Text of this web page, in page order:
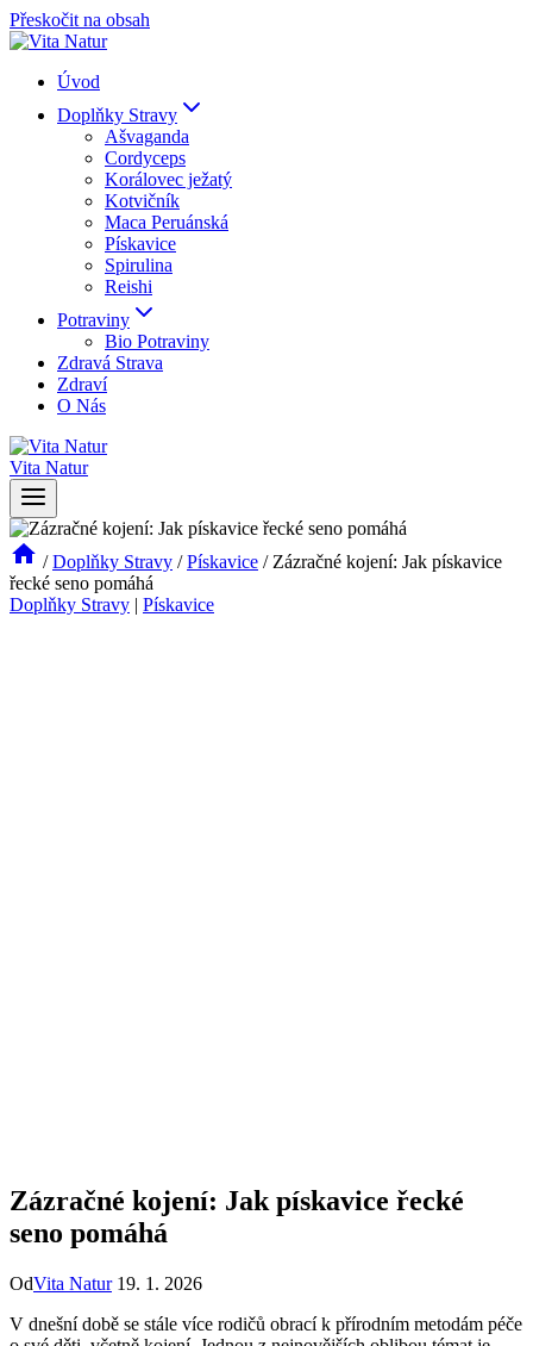
Přeskočit na obsah
Úvod
Doplňky Stravy
Ašvaganda
Cordyceps
Korálovec ježatý
Kotvičník
Maca Peruánská
Pískavice
Spirulina
Reishi
Potraviny
Bio Potraviny
Zdravá Strava
Zdraví
O Nás
Vita Natur
/ Doplňky Stravy / Pískavice / Zázračné kojení: Jak pískavice
řecké seno pomáhá
Doplňky Stravy | Pískavice
Zázračné kojení: Jak pískavice řecké
seno pomáhá
OdVita Natur 19. 1. 2026
V dnešní době se ​stále více rodičů obrací ⁢k přírodním metodám ⁤péče